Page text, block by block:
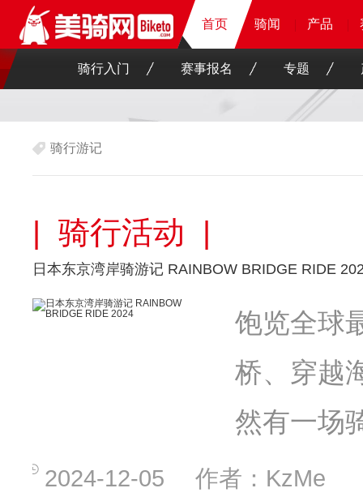
骑闻 产品
首页 骑闻 产品
首页 骑闻 产品
首页 骑闻 产品
骑行入门 赛事报名 专题
骑行游记
| 骑行活动 |
日本东京湾岸骑游记 RAINBOW BRIDGE RIDE
饱览全球
桥、穿越
然有一场
2024-12-05 作者：KzMe